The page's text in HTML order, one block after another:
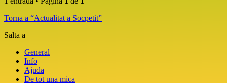
Torna a “Actualitat a Socpetit”
Salta a
General
Info
Ajuda
De tot una mica